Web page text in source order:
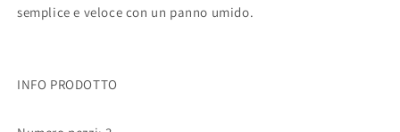
semplice e veloce con un panno umido.
INFO PRODOTTO